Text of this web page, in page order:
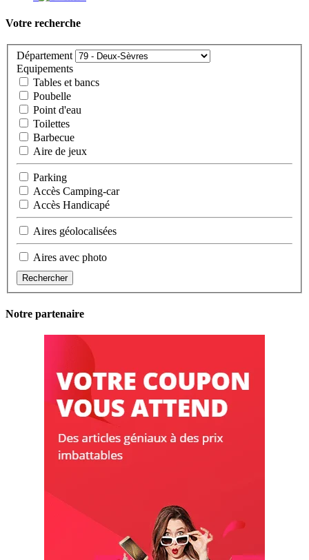
Votre recherche
Département
Equipements
Tables et bancs
Poubelle
Point d'eau
Toilettes
Barbecue
Aire de jeux
Parking
Accès Camping-car
Accès Handicapé
Aires géolocalisées
Aires avec photo
Rechercher
Notre partenaire